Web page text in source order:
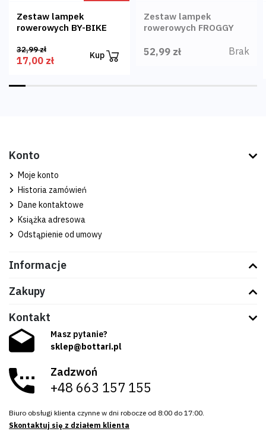
Zestaw lampek
rowerowych BY-BIKE
32,99 zł
17,00 zł Kup
Zestaw lampek
rowerowych FROGGY
52,99 zł Brak
Konto
Moje konto
Historia zamówień
Dane kontaktowe
Książka adresowa
Odstąpienie od umowy
Informacje
Zakupy
Kontakt
Masz pytanie?
sklep@bottari.pl
Zadzwoń
+48 663 157 155
Biuro obsługi klienta czynne w dni robocze od 8:00 do 17:00.
Skontaktuj się z działem klienta